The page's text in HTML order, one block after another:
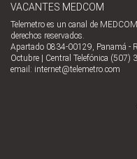
VACANTES MEDCOM
Telemetro es un canal de
derechos reservados.
Apartado 0834-00129, Panamá -
Octubre | Central Telefónica (507)
email: internet@telemetro.com